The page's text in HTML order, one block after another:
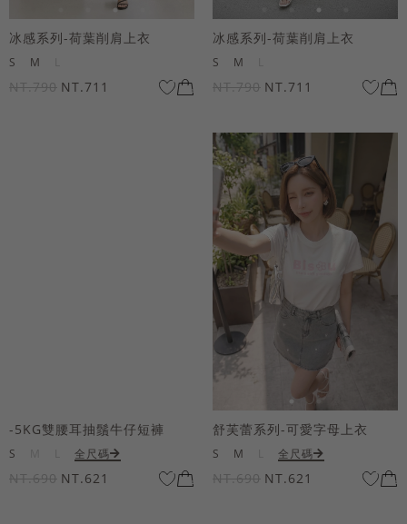
冰感系列-荷葉削肩上衣
S M
NT.790 NT.711
冰感系列-荷葉削肩上衣
S M
NT.790 NT.711
-5KG雙腰耳抽鬚牛仔短褲
S 全尺碼
NT.690 NT.621
舒芙蕾系列-可愛字母上衣
S M 全尺碼
NT.690 NT.621